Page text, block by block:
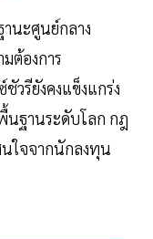
านะศูนย์กลาง
ต้องการ
วรียังคงแข็งแกร่ง
นฐานระดับโลก กฎ
ใจจากนักลงทุน